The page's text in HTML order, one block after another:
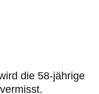
die 58-jährige